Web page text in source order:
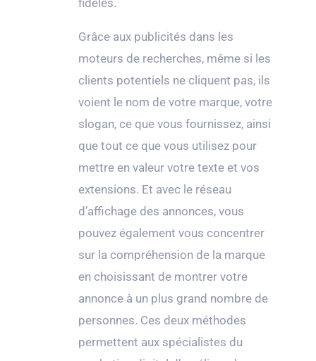
fidèles.
Grâce aux publicités dans les
moteurs de recherches, même si les
clients potentiels ne cliquent pas, ils
voient le nom de votre marque, votre
slogan, ce que vous fournissez, ainsi
que tout ce que vous utilisez pour
mettre en valeur votre texte et vos
extensions. Et avec le réseau
d’affichage des annonces, vous
pouvez également vous concentrer
sur la compréhension de la marque
en choisissant de montrer votre
annonce à un plus grand nombre de
personnes. Ces deux méthodes
permettent aux spécialistes du